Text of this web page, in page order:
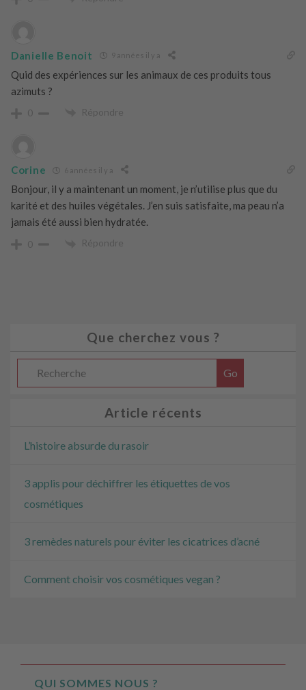
Danielle Benoit 9 années il y a
Quid des expériences sur les animaux de ces produits tous
azimuts ?
0 Répondre
Corine 6 années il y a
Bonjour, il y a maintenant un moment, je n’utilise plus que du
karité et des huiles végétales. J’en suis satisfaite, ma peau n’a
jamais été aussi bien hydratée.
0 Répondre
Que cherchez vous ?
Article récents
L’histoire absurde du rasoir
3 applis pour déchiffrer les étiquettes de vos
cosmétiques
3 remèdes naturels pour éviter les cicatrices d’acné
Comment choisir vos cosmétiques vegan ?
QUI SOMMES NOUS ?